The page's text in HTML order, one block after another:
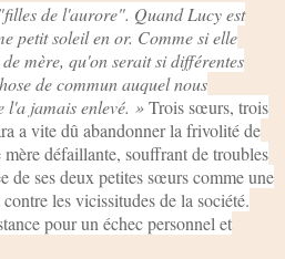
de l'aurore". Quand Lucy est
petit soleil en or. Comme si elle
mère, qu'on serait si différentes
de commun auquel nous
l'a jamais enlevé. »Trois sœurs, trois
a vite dû abandonner la frivolité de
défaillante, souffrant de troubles
de ses deux petites sœurs comme une
les vicissitudes de la société.
pour un échec personnel et